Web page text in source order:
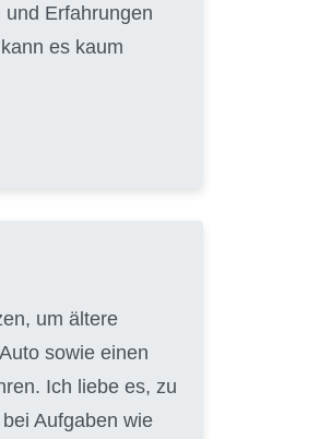
Erfahrungen
es kaum
um ältere
sowie einen
Ich liebe es, zu
Aufgaben wie